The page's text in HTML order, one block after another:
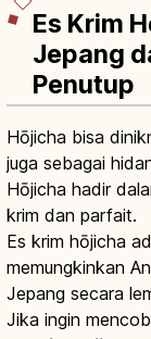
Es Krim
Jepang
Penutup
Hōjicha bisa
juga sebagai
Hōjicha hadir
krim dan parfait.
Es krim hōjicha
memungkinkan
Jepang secara
Jika ingin